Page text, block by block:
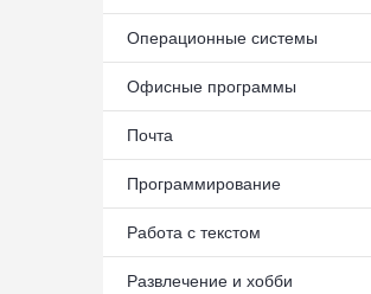
Операционные системы
Офисные программы
Почта
Программирование
Работа с текстом
Развлечение и хобби